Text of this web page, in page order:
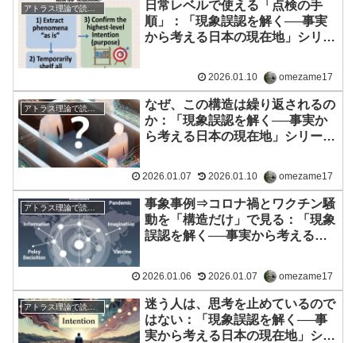
アトラス理論で読む：現象誤認を解く──事実から考える日本の現在地
日常レベルで使える「点検の手
順」：「現象誤認を解く──事実
から考える日本の現在地」シリー
2026.01.10 omezame17
アトラス理論で読む：現象誤認を解く──事実から考える日本の現在地
なぜ、この構造は繰り返されるの
か：「現象誤認を解く──事実か
ら考える日本の現在地」シリーズ
2026.01.07 2026.01.10 omezame17
アトラス理論で読む：現象誤認を解く──事実から考える日本の現在地
事象事例⇒コロナ禍とワクチン騒
動を「構造だけ」で見る：「現象
誤認を解く──事実から考える日
2026.01.06 2026.01.07 omezame17
アトラス理論で読む：現象誤認を解く──事実から考える日本の現在地
迷う人は、思考を止めているので
はない：「現象誤認を解く──事
実から考える日本の現在地」シリ